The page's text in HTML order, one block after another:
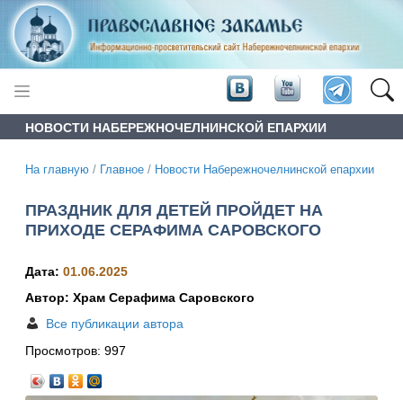
НОВОСТИ НАБЕРЕЖНОЧЕЛНИНСКОЙ ЕПАРХИИ
На главную / Главное / Новости Набережночелнинской епархии
ПРАЗДНИК ДЛЯ ДЕТЕЙ ПРОЙДЕТ НА
ПРИХОДЕ СЕРАФИМА САРОВСКОГО
Дата: 01.06.2025
Автор: Храм Серафима Саровского
Все публикации автора
Просмотров: 997